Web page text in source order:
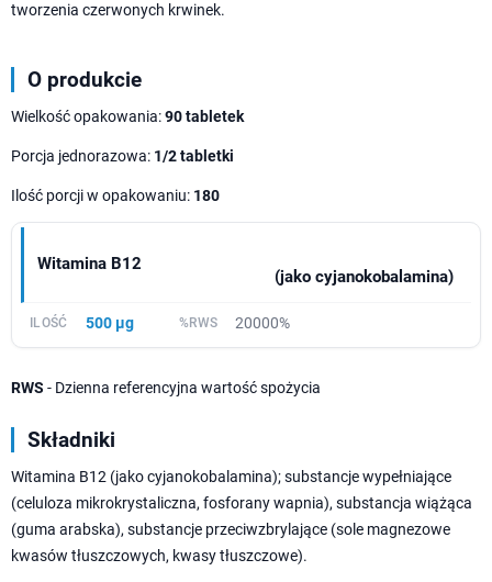
tworzenia czerwonych krwinek.
O produkcie
Wielkość opakowania:90 tabletek
Porcja jednorazowa: 1/2 tabletki
Ilość porcji w opakowaniu: 180
Witamina B12
(jako cyjanokobalamina)
500 µg 20000%
RWS - Dzienna referencyjna wartość spożycia
Składniki
Witamina B12 (jako cyjanokobalamina); substancje wypełniające
(celuloza mikrokrystaliczna, fosforany wapnia), substancja wiążąca
(guma arabska), substancje przeciwzbrylające (sole magnezowe
kwasów tłuszczowych, kwasy tłuszczowe).